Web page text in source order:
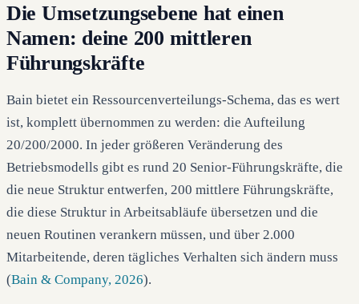
Die Umsetzungsebene hat einen
Namen: deine 200 mittleren
Führungskräfte
Bain bietet ein Ressourcenverteilungs-Schema, das es wert
ist, komplett übernommen zu werden: die Aufteilung
20/200/2000. In jeder größeren Veränderung des
Betriebsmodells gibt es rund 20 Senior-Führungskräfte, die
die neue Struktur entwerfen, 200 mittlere Führungskräfte,
die diese Struktur in Arbeitsabläufe übersetzen und die
neuen Routinen verankern müssen, und über 2.000
Mitarbeitende, deren tägliches Verhalten sich ändern muss
(Bain & Company, 2026).